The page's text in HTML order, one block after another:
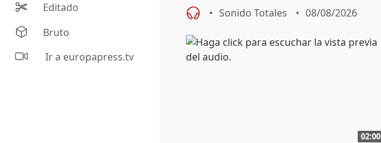
Editado
Bruto
Ir a europapress.tv
Sonido Totales 08/08/2026
02:00